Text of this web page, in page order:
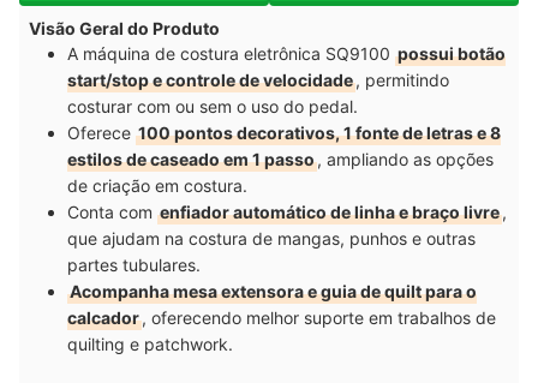
Visão Geral do Produto
A máquina de costura eletrônica SQ9100 possui botão
start/stop e controle de velocidade, permitindo
costurar com ou sem o uso do pedal.
Oferece 100 pontos decorativos, 1 fonte de letras e 8
estilos de caseado em 1 passo, ampliando as opções
de criação em costura.
Conta com enfiador automático de linha e braço livre,
que ajudam na costura de mangas, punhos e outras
partes tubulares.
Acompanha mesa extensora e guia de quilt para o
calcador, oferecendo melhor suporte em trabalhos de
quilting e patchwork.